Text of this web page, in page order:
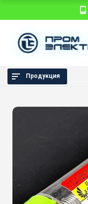
Продукция